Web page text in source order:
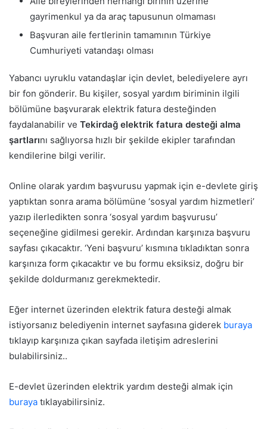
gayrimenkul ya da araç tapusunun olmaması
Başvuran aile fertlerinin tamamının Türkiye
Cumhuriyeti vatandaşı olması
Yabancı uyruklu vatandaşlar için devlet, belediyelere ayrı
bir fon gönderir. Bu kişiler, sosyal yardım biriminin ilgili
bölümüne başvurarak elektrik fatura desteğinden
faydalanabilir ve Tekirdağ elektrik fatura desteği alma
şartlarını sağlıyorsa hızlı bir şekilde ekipler tarafından
kendilerine bilgi verilir.
Online olarak yardım başvurusu yapmak için e-devlete giriş
yaptıktan sonra arama bölümüne ‘sosyal yardım hizmetleri’
yazıp ilerledikten sonra ‘sosyal yardım başvurusu’
seçeneğine gidilmesi gerekir. Ardından karşınıza başvuru
sayfası çıkacaktır. ‘Yeni başvuru’ kısmına tıkladıktan sonra
karşınıza form çıkacaktır ve bu formu eksiksiz, doğru bir
şekilde doldurmanız gerekmektedir.
Eğer internet üzerinden elektrik fatura desteği almak
istiyorsanız belediyenin internet sayfasına giderek buraya
tıklayıp karşınıza çıkan sayfada iletişim adreslerini
bulabilirsiniz..
E-devlet üzerinden elektrik yardım desteği almak için
buraya tıklayabilirsiniz.